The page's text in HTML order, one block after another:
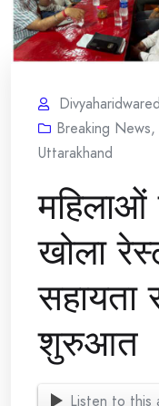
Breaking News,
Uttarakhand
महिलाओं
खोला
शुरुआत
Listen to this